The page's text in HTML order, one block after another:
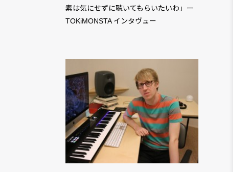
素は気にせずに聴いてもらいたいわ」ー
TOKiMONSTA インタヴュー